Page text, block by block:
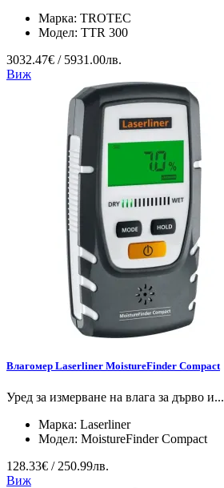
Марка: TROTEC
Модел: TTR 300
3032.47€ / 5931.00лв.
Виж
Влагомер Laserliner MoistureFinder Compact
Уред за измерване на влага за дърво и...
Марка: Laserliner
Модел: MoistureFinder Compact
128.33€ / 250.99лв.
Виж